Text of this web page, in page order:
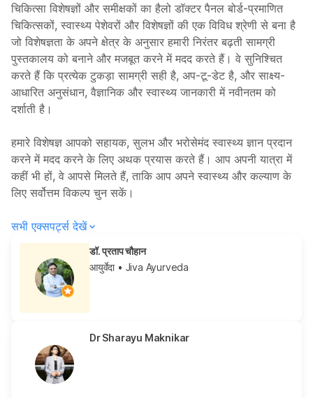
चिकित्सा विशेषज्ञों और समीक्षकों का हैलो डॉक्टर पैनल बोर्ड-प्रमाणित
चिकित्सकों, स्वास्थ्य पेशेवरों और विशेषज्ञों की एक विविध श्रेणी से बना है
जो विशेषज्ञता के अपने क्षेत्र के अनुसार हमारी निरंतर बढ़ती सामग्री
पुस्तकालय को बनाने और मजबूत करने में मदद करते हैं। वे सुनिश्चित
करते हैं कि प्रत्येक टुकड़ा सामग्री सही है, अप-टू-डेट है, और साक्ष्य-
आधारित अनुसंधान, वैज्ञानिक और स्वास्थ्य जानकारी में नवीनतम को
दर्शाती है।
हमारे विशेषज्ञ आपको सहायक, सुलभ और भरोसेमंद स्वास्थ्य ज्ञान प्रदान
करने में मदद करने के लिए अथक प्रयास करते हैं। आप अपनी यात्रा में
कहीं भी हों, वे आपसे मिलते हैं, ताकि आप अपने स्वास्थ्य और कल्याण के
लिए सर्वोत्तम विकल्प चुन सकें।
सभी एक्सपर्ट्स देखें
डॉ. प्रताप चौहान
आयुर्वेदा• Jiva Ayurveda
Dr Sharayu Maknikar